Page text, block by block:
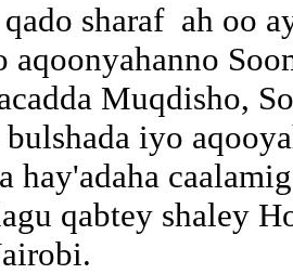
sharaf ah oo
aqoonyahanno
Muqdisho,
iyo
hay'adaha
qabtey shaley